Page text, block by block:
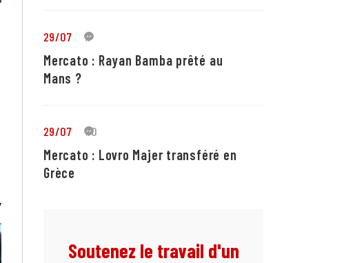
29/07 1
Mercato : Rayan Bamba prêté au
Mans ?
29/07 10
Mercato : Lovro Majer transféré en
Grèce
Soutenez le travail d'un